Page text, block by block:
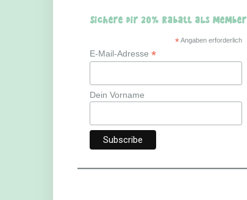
Sichere dir 20% Rabatt als Member
*Angaben erforderlich
E-Mail-Adresse *
Dein Vorname